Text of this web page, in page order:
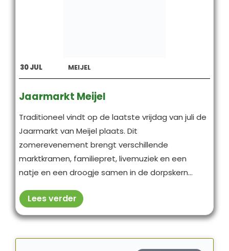
30JUL MEIJEL
Jaarmarkt Meijel
Traditioneel vindt op de laatste vrijdag van juli de
Jaarmarkt van Meijel plaats. Dit
zomerevenement brengt verschillende
marktkramen, familiepret, livemuziek en een
natje en een droogje samen in de dorpskern...
Lees verder